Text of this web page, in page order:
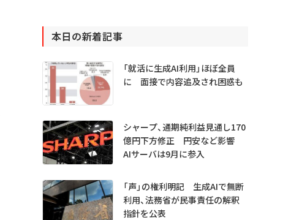
本日の新着記事
「就活に生成AI利用」ほぼ全員
に 面接で内容追及され困惑も
シャープ、通期純利益見通し170
億円下方修正 円安など影響
AIサーバは9月に参入
「声」の権利明記 生成AIで無断
利用、法務省が民事責任の解釈
指針を公表